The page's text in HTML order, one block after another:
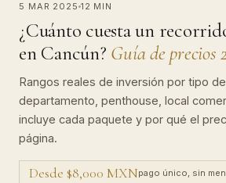
5 MAR 2025 12 MIN
¿Cuánto cuesta un
en Cancún? Guía de precios
Rangos reales de inversión por tipo
departamento, penthouse, local
incluye cada paquete y por qué el
página.
Desde $8,000 MXNpago único, sin